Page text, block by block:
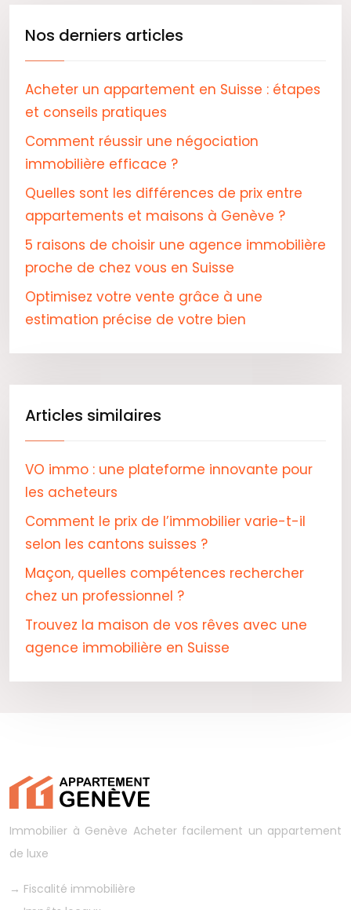
Nos derniers articles
Acheter un appartement en Suisse : étapes
et conseils pratiques
Comment réussir une négociation
immobilière efficace ?
Quelles sont les différences de prix entre
appartements et maisons à Genève ?
5 raisons de choisir une agence immobilière
proche de chez vous en Suisse
Optimisez votre vente grâce à une
estimation précise de votre bien
Articles similaires
VO immo : une plateforme innovante pour
les acheteurs
Comment le prix de l’immobilier varie-t-il
selon les cantons suisses ?
Maçon, quelles compétences rechercher
chez un professionnel ?
Trouvez la maison de vos rêves avec une
agence immobilière en Suisse
Immobilier à Genève Acheter facilement un appartement
de luxe
→ Fiscalité immobilière